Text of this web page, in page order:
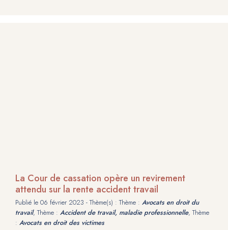
La Cour de cassation opère un revirement
attendu sur la rente accident travail
Publié le 06 février 2023 - Thème(s) : Thème : Avocats en droit du
travail, Thème : Accident de travail, maladie professionnelle, Thème
: Avocats en droit des victimes